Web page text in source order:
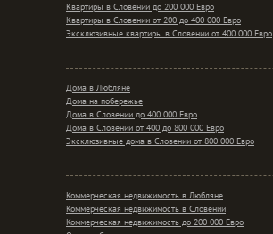
Квартиры в Словении до 200 000 Евро
Квартиры в Словении от 200 до 400 000 Евро
Эксклюзивные квартиры в Словении от 400 000 Евро
Дома в Любляне
Дома на побережье
Дома в Словении до 400 000 Евро
Дома в Словении от 400 до 800 000 Евро
Эксклюзивные дома в Словении от 800 000 Евро
Коммерческая недвижимость в Любляне
Коммерческая недвижимость в Словении
Коммерческая недвижимость до 200 000 Евро